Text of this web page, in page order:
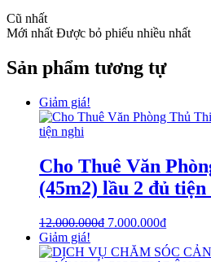
Cũ nhất
Mới nhất Được bỏ phiếu nhiều nhất
Sản phẩm tương tự
Giảm giá!
Cho Thuê Văn
(45m2) lầu 2 đủ tiện
12.000.000₫ 7.000.000₫
Giảm giá!